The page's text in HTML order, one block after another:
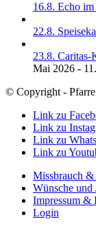
16.8. Echo im
22.8.
23.8.
Mai 2026 -
© Copyright -
Link zu
Link zu
Link zu
Link zu
Missbrauch &
Wünsche und
Impressum &
Login